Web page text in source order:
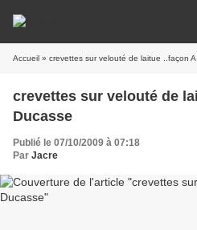
Accueil » crevettes sur velouté de laitue ..façon
crevettes sur velouté de
Ducasse
Publié le 07/10/2009 à 07:18
Par Jacre